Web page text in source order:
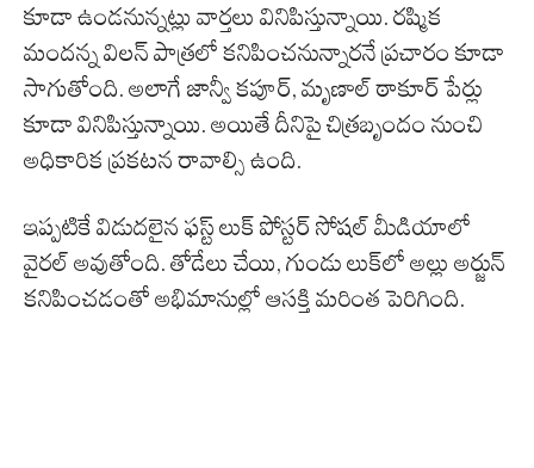
కూడా ఉండనున్నట్లు వార్తలు వినిపిస్తున్నాయి. రష్మిక
మందన్న విలన్ పాత్రలో కనిపించనున్నారనే ప్రచారం కూడా
సాగుతోంది. అలాగే జాన్వీ కపూర్, మృణాల్ ఠాకూర్ పేర్లు
కూడా వినిపిస్తున్నాయి. అయితే దీనిపై చిత్రబృందం నుంచి
అధికారిక ప్రకటన రావాల్సి ఉంది.
ఇప్పటికే విడుదలైన ఫస్ట్ లుక్ పోస్టర్ సోషల్ మీడియాలో
వైరల్ అవుతోంది. తోడేలు చేయి, గుండు లుక్‌లో అల్లు అర్జున్
కనిపించడంతో అభిమానుల్లో ఆసక్తి మరింత పెరిగింది.